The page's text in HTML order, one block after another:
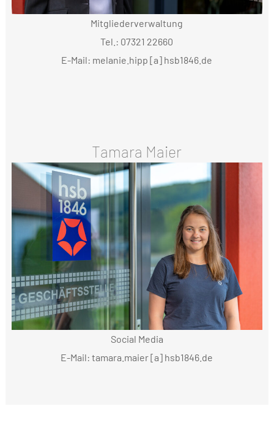
Mitgliederverwaltung
Tel.: 07321 22660
E-Mail: melanie.hipp [a] hsb1846.de
Tamara Maier
Social Media
E-Mail: tamara.maier [a] hsb1846.de